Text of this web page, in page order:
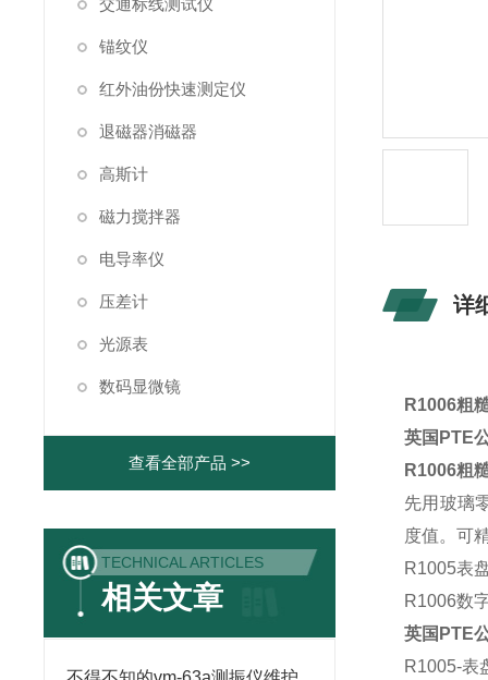
交通标线测试仪
锚纹仪
红外油份快速测定仪
退磁器消磁器
高斯计
磁力搅拌器
电导率仪
压差计
光源表
数码显微镜
查看全部产品 >>
TECHNICAL ARTICLES
相关文章
详
R1006粗
英国PTE
R1006粗
先用玻璃
度值。可
R1005表
R1006数
英国PTE
R1005-表